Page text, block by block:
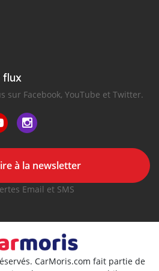
flux
sur Facebook, YouTube et Twitter.
à la newsletter
Email et SMS
CarMoris.com fait partie de